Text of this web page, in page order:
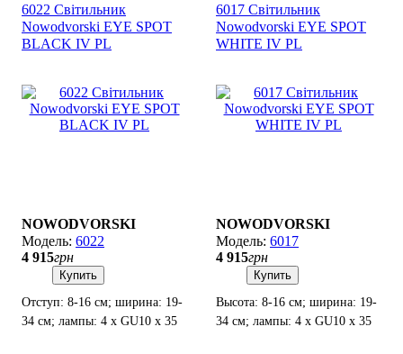
6022 Світильник
Nowodvorski EYE SPOT
BLACK IV PL
NOWODVORSKI
6022
4 915грн
Купить
Отступ: 8-16 см; ширина: 19-
34 см; лампы: 4 x GU10 х 35
6017 Світильник
Nowodvorski EYE SPOT
WHITE IV PL
NOWODVORSKI
6017
4 915грн
Купить
Высота: 8-16 см; ширина: 19-
34 см; лампы: 4 x GU10 х 35